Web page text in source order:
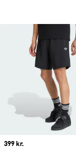
Price
399 kr.